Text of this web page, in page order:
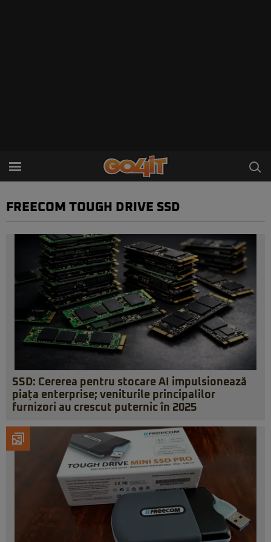
FREECOM TOUGH DRIVE SSD
SSD: Cererea pentru stocare AI impulsionează
piața enterprise; veniturile principalilor
furnizori au crescut puternic în 2025